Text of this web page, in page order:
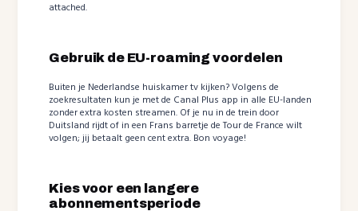
attached.
Gebruik de EU-roaming voordelen
Buiten je Nederlandse huiskamer tv kijken? Volgens de
zoekresultaten kun je met de Canal Plus app in alle EU-landen
zonder extra kosten streamen. Of je nu in de trein door
Duitsland rijdt of in een Frans barretje de Tour de France wilt
volgen; jij betaalt geen cent extra. Bon voyage!
Kies voor een langere
abonnementsperiode